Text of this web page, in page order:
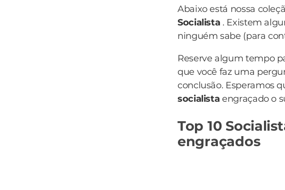
Abaixo está nossa
Socialista . Existem
ninguém sabe (para
Reserve algum tempo
que você faz uma
conclusão. Esperamos
socialistaengraçado o
Top 10
engraçados